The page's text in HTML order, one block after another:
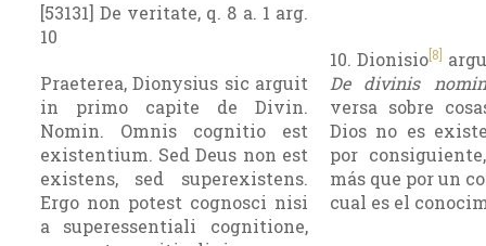
[53131] De veritate, q. 8 a. 1 arg.
10
Praeterea, Dionysius sic arguit
in primo capite de Divin.
Nomin. Omnis cognitio est
existentium. Sed Deus non est
existens, sed superexistens.
Ergo non potest cognosci nisi
a superessentiali cognitione,
10. Dionisio[8]
De divinis
versa sobre
Dios no es
por
más que por un
cual es el